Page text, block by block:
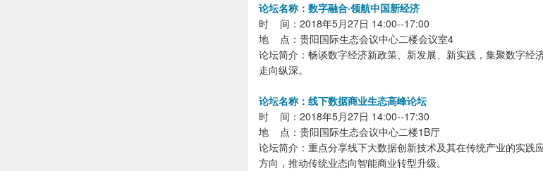
论坛名称：数字融合·领航中国新经济
时 间：2018年5月27日 14:00--17:00
地 点：贵阳国际生态会议中心二楼会议室4
论坛简介：畅谈数字经济新政策、新发展、新实践，集聚数字经
走向纵深。
论坛名称：线下数据商业生态高峰论坛
时 间：2018年5月27日 14:00--17:30
地 点：贵阳国际生态会议中心二楼1B厅
论坛简介：重点分享线下大数据创新技术及其在传统产业的实践
方向，推动传统业态向智能商业转型升级。